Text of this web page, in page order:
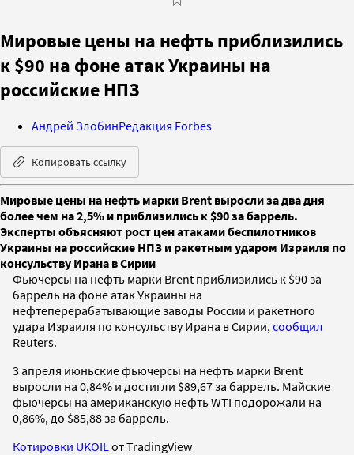
Мировые цены на нефть приблизились
к $90 на фоне атак Украины на
российские НПЗ
Андрей ЗлобинРедакция Forbes
Копировать ссылку
Мировые цены на нефть марки Brent выросли за два дня
более чем на 2,5% и приблизились к $90 за баррель.
Эксперты объясняют рост цен атаками беспилотников
Украины на российские НПЗ и ракетным ударом Израиля по
консульству Ирана в Сирии
Фьючерсы на нефть марки Brent приблизились к $90 за
баррель на фоне атак Украины на
нефтеперерабатывающие заводы России и ракетного
удара Израиля по консульству Ирана в Сирии, сообщил
Reuters.
3 апреля июньские фьючерсы на нефть марки Brent
выросли на 0,84% и достигли $89,67 за баррель. Майские
фьючерсы на американскую нефть WTI подорожали на
0,86%, до $85,88 за баррель.
Котировки UKOIL от TradingView